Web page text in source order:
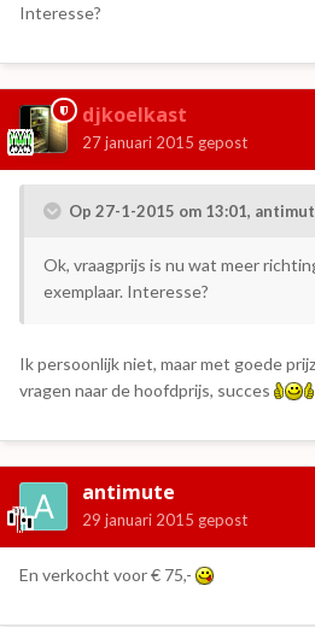
Interesse?
djkoelkast
27 januari 2015 gepost
Op 27-1-2015 om 13:01,
Ok, vraagprijs is nu wat meer
exemplaar. Interesse?
Ik persoonlijk niet, maar met goede
vragen naar de hoofdprijs, succes
antimute
29 januari 2015 gepost
En verkocht voor € 75,-